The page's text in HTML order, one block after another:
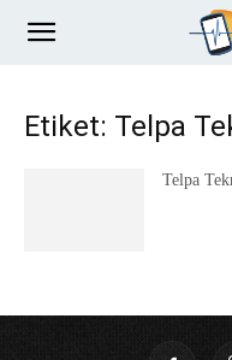
Etiket: Telpa
Telpa